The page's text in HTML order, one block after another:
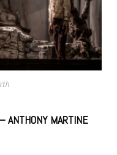
ANTHONY MARTINE